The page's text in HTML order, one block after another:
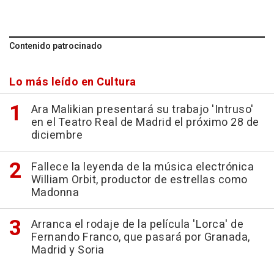
Contenido patrocinado
Lo más leído en Cultura
Ara Malikian presentará su trabajo 'Intruso'
en el Teatro Real de Madrid el próximo 28 de
diciembre
Fallece la leyenda de la música electrónica
William Orbit, productor de estrellas como
Madonna
Arranca el rodaje de la película 'Lorca' de
Fernando Franco, que pasará por Granada,
Madrid y Soria